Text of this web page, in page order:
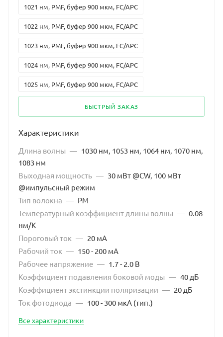
1021 нм, PMF, буфер 900 мкм, FC/APC
1022 нм, PMF, буфер 900 мкм, FC/APC
1023 нм, PMF, буфер 900 мкм, FC/APC
1024 нм, PMF, буфер 900 мкм, FC/APC
1025 нм, PMF, буфер 900 мкм, FC/APC
1026 нм, PMF, буфер 900 мкм, FC/APC
1029 нм, PMF, буфер 900 мкм, FC/APC
1030 нм, PMF, буфер 900 мкм, FC/APC
1030 нм, PMF, волокно 250 мкм, ферула
1031 нм, PMF, буфер 900 мкм, FC/APC
1032 нм, PMF, буфер 900 мкм, FC/APC
1034 нм, PMF, буфер 900 мкм, FC/APC
БЫСТРЫЙ ЗАКАЗ
Характеристики
Длина волны — 1030 нм, 1053 нм, 1064 нм, 1070 нм,
1083 нм
Выходная мощность — 30 мВт @CW, 100 мВт
@импульсный режим
Тип волокна — PM
Температурный коэффициент длины волны — 0.08
нм/К
Пороговый ток — 20 мА
Рабочий ток — 150 - 200 мА
Рабочее напряжение — 1.7 - 2.0 В
Коэффициент подавления боковой моды — 40 дБ
Коэффициент экстинкции поляризации — 20 дБ
Ток фотодиода — 100 - 300 мкА (тип.)
Все характеристики